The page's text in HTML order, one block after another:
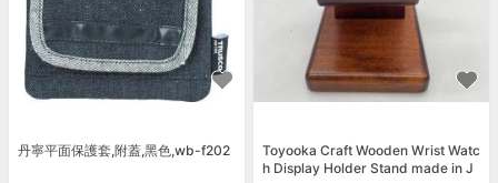
丹寧平面保護套,附蓋,黑色,wb-f202
Toyooka Craft Wooden Wrist Watc
h Display Holder Stand made in J